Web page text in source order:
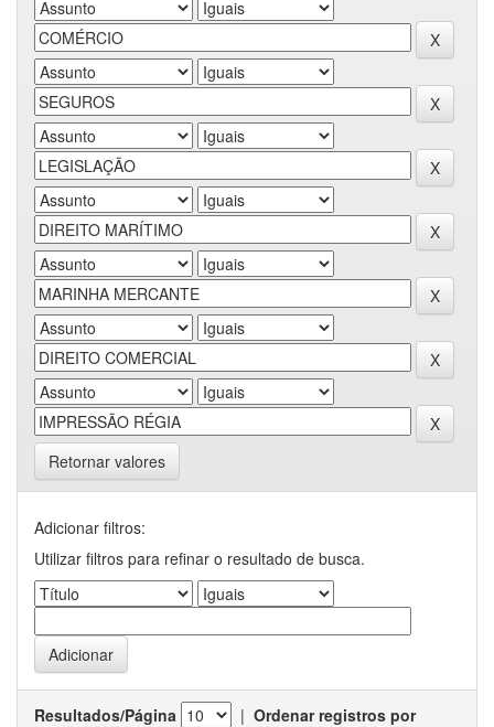
Retornar valores
Adicionar filtros:
Utilizar filtros para refinar o resultado de busca.
Resultados/Página | Ordenar registros por